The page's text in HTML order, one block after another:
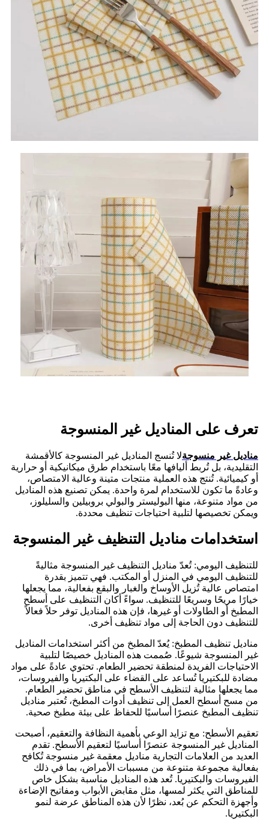
تعرف على المناديل غير المنسوجة
مناديل غير منسوجةلا تُنسج المناديل غير المنسوجة كالأقمشة
التقليدية، بل تُربط أليافها معًا باستخدام طرق ميكانيكية أو حرارية
أو كيميائية. تُنتج هذه العملية منتجات متينة وعالية الامتصاص،
وعادةً ما تكون للاستخدام لمرة واحدة. يمكن تصنيع هذه المناديل
من مواد متنوعة، منها البوليستر والبولي بروبيلين والسليلوز،
ويمكن تخصيصها لتلبية احتياجات تنظيف محددة.
استخدامات مناديل التنظيف غير المنسوجة
للتنظيف اليومي: تُعدّ مناديل التنظيف غير المنسوجة مثاليةً
للتنظيف اليومي في المنزل أو المكتب. فهي تتميز بقدرة
امتصاص عالية تُزيل الأوساخ والغبار والبقع بفعالية، مما يجعلها
خيارًا مريحًا وسريعًا للتنظيف. سواءً أكان التنظيف على أسطح
المطبخ أو الطاولات أو غيرها، فإن هذه المناديل توفر حلاً فعالاً
للتنظيف دون الحاجة إلى مواد تنظيف أخرى.
مناديل تنظيف المطبخ: يُعدّ المطبخ من أكثر استخدامات المناديل
غير المنسوجة شيوعًا. صُممت هذه المناديل خصيصًا لتلبية
الاحتياجات الفريدة لمنطقة تحضير الطعام. تحتوي عادةً على مواد
مضادة للبكتيريا تُساعد على القضاء على البكتيريا والفيروسات،
مما يجعلها مثالية لتنظيف الأسطح في مناطق تحضير الطعام.
من مسح أسطح العمل إلى تنظيف أدوات المطبخ، تُعتبر مناديل
تنظيف المطبخ عنصرًا أساسيًا للحفاظ على بيئة مطبخ صحية.
تعقيم الأسطح: مع تزايد الوعي بأهمية النظافة والتعقيم، أصبحت
المناديل غير المنسوجة عنصرًا أساسيًا لتعقيم الأسطح. تقدم
العديد من العلامات التجارية مناديل معقمة غير منسوجة تُكافح
بفعالية مجموعة متنوعة من مسببات الأمراض، بما في ذلك
الفيروسات والبكتيريا. تُعد هذه المناديل مناسبة بشكل خاص
للمناطق التي يكثر لمسها، مثل مقابض الأبواب ومفاتيح الإضاءة
وأجهزة التحكم عن بُعد، نظرًا لأن هذه المناطق عرضة لنمو
البكتيريا.